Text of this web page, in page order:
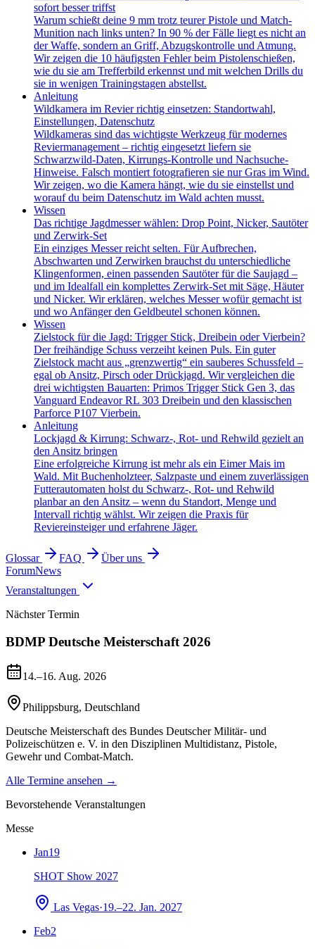
sofort besser triffst
Warum schießt deine 9 mm trotz teurer Pistole und Match-
Munition nach links unten? In 90 % der Fälle liegt es nicht an
der Waffe, sondern an Griff, Abzugskontrolle und Atmung.
Wir zeigen die 10 häufigsten Fehler beim Pistolenschießen,
wie du sie am Trefferbild erkennst und mit welchen Drills du
sie in wenigen Trainingstagen abstellst.
Anleitung
Wildkamera im Revier richtig einsetzen: Standortwahl,
Einstellungen, Datenschutz
Wildkameras sind das wichtigste Werkzeug für modernes
Reviermanagement – richtig eingesetzt liefern sie
Schwarzwild-Daten, Kirrungs-Kontrolle und Nachsuche-
Hinweise. Falsch montiert fotografieren sie nur Gras im Wind.
Wir zeigen, wo die Kamera hängt, wie du sie einstellst und
worauf du beim Datenschutz im Wald achten musst.
Wissen
Das richtige Jagdmesser wählen: Drop Point, Nicker, Sautöter
und Zerwirk-Set
Ein einziges Messer reicht selten. Für Aufbrechen,
Abschwarten und Zerwirken brauchst du unterschiedliche
Klingenformen, einen passenden Sautöter für die Saujagd –
und im Idealfall ein komplettes Zerwirk-Set mit Säge, Häuter
und Nicker. Wir erklären, welches Messer wofür gemacht ist
und wo Anfänger den Geldbeutel schonen können.
Wissen
Zielstock für die Jagd: Trigger Stick, Dreibein oder Vierbein?
Der freihändige Schuss verzeiht keinen Puls. Ein guter
Zielstock macht aus „grenzwertig“ ein sauberes Schussfeld –
egal ob Ansitz, Pirsch oder Drückjagd. Wir vergleichen die
drei wichtigsten Bauarten: Primos Trigger Stick Gen 3, das
Vanguard Endeavor RL 303 Dreibein und den klassischen
Parforce P107 Vierbein.
Anleitung
Lockjagd & Kirrung: Schwarz-, Rot- und Rehwild gezielt an
den Ansitz bringen
Eine erfolgreiche Kirrung ist mehr als ein Eimer Mais im
Wald. Mit Buchenholzteer, Salzpaste und einem zuverlässigen
Futterautomaten holst du Schwarz-, Rot- und Rehwild
planbar an den Ansitz – wenn du Standort, Menge und
Intervall richtig wählst. Wir zeigen die Praxis für
Reviereinsteiger und erfahrene Jäger.
Glossar FAQ
Über uns
ForumNews
Veranstaltungen
Nächster Termin
BDMP Deutsche Meisterschaft 2026
14.–16. Aug. 2026
Philippsburg, Deutschland
Deutsche Meisterschaft des Bundes Deutscher Militär- und
Polizeischützen e. V. in den Disziplinen Multidistanz, Pistole,
Gewehr und Combat-Match.
Alle Termine ansehen →
Bevorstehende Veranstaltungen
Messe
Jan19
SHOT Show 2027
Las Vegas·19.–22. Jan. 2027
Feb2